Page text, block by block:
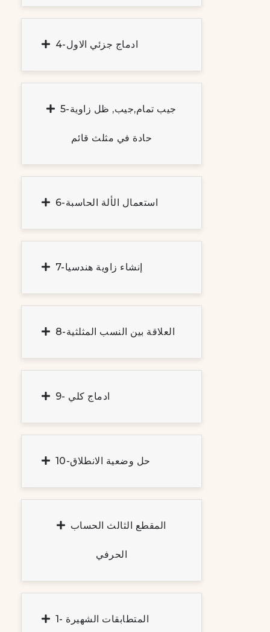
4-ادماج جزئي الاول
5-جيب تمام,جيب, ظل زاوية
حادة في مثلث قائم
6-استعمال الألة الحاسبة
7-إنشاء زاوية هندسيا
8-العلاقة بين النسب المثلثية
9- ادماج كلي
10-حل وضعية الانطلاق
المقطع الثالث الحساب
الحرفي
1- المتطابقات الشهيرة